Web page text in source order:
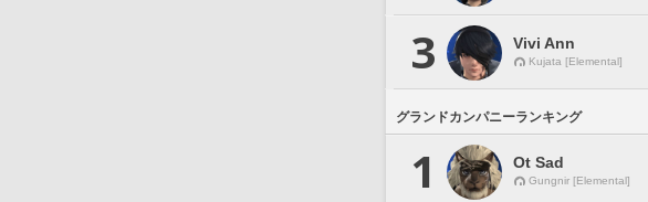
3 Vivi Ann
Kujata [Elemental]
グランドカンパニーランキング
1 Ot Sad
Gungnir [Elemental]